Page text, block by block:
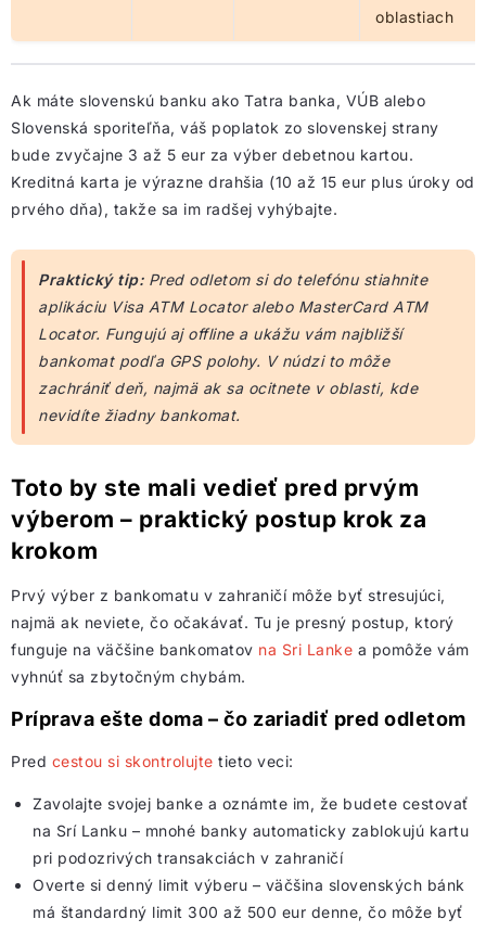
oblastiach
Ak máte slovenskú banku ako Tatra banka, VÚB alebo
Slovenská sporiteľňa, váš poplatok zo slovenskej strany
bude zvyčajne 3 až 5 eur za výber debetnou kartou.
Kreditná karta je výrazne drahšia (10 až 15 eur plus úroky od
prvého dňa), takže sa im radšej vyhýbajte.
Praktický tip:Pred odletom si do telefónu stiahnite
aplikáciu Visa ATM Locator alebo MasterCard ATM
Locator. Fungujú aj offline a ukážu vám najbližší
bankomat podľa GPS polohy. V núdzi to môže
zachrániť deň, najmä ak sa ocitnete v oblasti, kde
nevidíte žiadny bankomat.
Toto by ste mali vedieť pred prvým
výberom – praktický postup krok za
krokom
Prvý výber z bankomatu v zahraničí môže byť stresujúci,
najmä ak neviete, čo očakávať. Tu je presný postup, ktorý
funguje na väčšine bankomatov na Sri Lanke a pomôže vám
vyhnúť sa zbytočným chybám.
Príprava ešte doma – čo zariadiť pred odletom
Pred cestou si skontrolujte tieto veci:
Zavolajte svojej banke a oznámte im, že budete cestovať
na Srí Lanku – mnohé banky automaticky zablokujú kartu
pri podozrivých transakciách v zahraničí
Overte si denný limit výberu – väčšina slovenských bánk
má štandardný limit 300 až 500 eur denne, čo môže byť